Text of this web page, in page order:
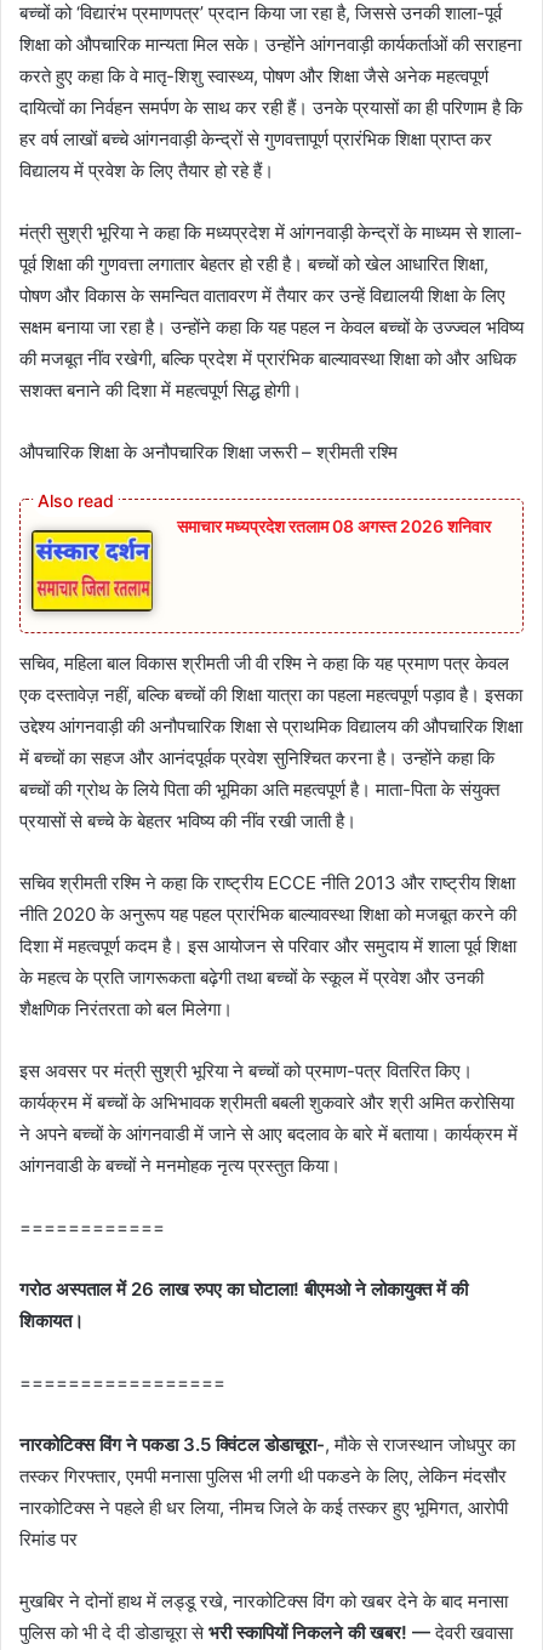
बच्चों को ‘विद्यारंभ प्रमाणपत्र’ प्रदान किया जा रहा है, जिससे उनकी शाला-पूर्व
शिक्षा को औपचारिक मान्यता मिल सके। उन्होंने आंगनवाड़ी कार्यकर्ताओं की सराहना
करते हुए कहा कि वे मातृ-शिशु स्वास्थ्य, पोषण और शिक्षा जैसे अनेक महत्वपूर्ण
दायित्वों का निर्वहन समर्पण के साथ कर रही हैं। उनके प्रयासों का ही परिणाम है कि
हर वर्ष लाखों बच्चे आंगनवाड़ी केन्द्रों से गुणवत्तापूर्ण प्रारंभिक शिक्षा प्राप्त कर
विद्यालय में प्रवेश के लिए तैयार हो रहे हैं।
मंत्री सुश्री भूरिया ने कहा कि मध्यप्रदेश में आंगनवाड़ी केन्द्रों के माध्यम से शाला-
पूर्व शिक्षा की गुणवत्ता लगातार बेहतर हो रही है। बच्चों को खेल आधारित शिक्षा,
पोषण और विकास के समन्वित वातावरण में तैयार कर उन्हें विद्यालयी शिक्षा के लिए
सक्षम बनाया जा रहा है। उन्होंने कहा कि यह पहल न केवल बच्चों के उज्ज्वल भविष्य
की मजबूत नींव रखेगी, बल्कि प्रदेश में प्रारंभिक बाल्यावस्था शिक्षा को और अधिक
सशक्त बनाने की दिशा में महत्वपूर्ण सिद्ध होगी।
औपचारिक शिक्षा के अनौपचारिक शिक्षा जरूरी – श्रीमती रश्मि
समाचार मध्यप्रदेश रतलाम 08 अगस्त 2026 शनिवार
सचिव, महिला बाल विकास श्रीमती जी वी रश्मि ने कहा कि यह प्रमाण पत्र केवल
एक दस्तावेज़ नहीं, बल्कि बच्चों की शिक्षा यात्रा का पहला महत्वपूर्ण पड़ाव है। इसका
उद्देश्य आंगनवाड़ी की अनौपचारिक शिक्षा से प्राथमिक विद्यालय की औपचारिक शिक्षा
में बच्चों का सहज और आनंदपूर्वक प्रवेश सुनिश्चित करना है। उन्होंने कहा कि
बच्चों की ग्रोथ के लिये पिता की भूमिका अति महत्वपूर्ण है। माता-पिता के संयुक्त
प्रयासों से बच्चे के बेहतर भविष्य की नींव रखी जाती है।
सचिव श्रीमती रश्मि ने कहा कि राष्ट्रीय ECCE नीति 2013 और राष्ट्रीय शिक्षा
नीति 2020 के अनुरूप यह पहल प्रारंभिक बाल्यावस्था शिक्षा को मजबूत करने की
दिशा में महत्वपूर्ण कदम है। इस आयोजन से परिवार और समुदाय में शाला पूर्व शिक्षा
के महत्व के प्रति जागरूकता बढ़ेगी तथा बच्चों के स्कूल में प्रवेश और उनकी
शैक्षणिक निरंतरता को बल मिलेगा।
इस अवसर पर मंत्री सुश्री भूरिया ने बच्चों को प्रमाण-पत्र वितरित किए।
कार्यक्रम में बच्चों के अभिभावक श्रीमती बबली शुकवारे और श्री अमित करोसिया
ने अपने बच्चों के आंगनवाडी में जाने से आए बदलाव के बारे में बताया। कार्यक्रम में
आंगनवाडी के बच्चों ने मनमोहक नृत्य प्रस्तुत किया।
============
गरोठ अस्पताल में 26 लाख रुपए का घोटाला! बीएमओ ने लोकायुक्त में की
शिकायत।
=================
नारकोटिक्स विंग ने पकडा 3.5 क्विंटल डोडाचूरा-, मौके से राजस्थान जोधपुर का
तस्कर गिरफ्तार, एमपी मनासा पुलिस भी लगी थी पकडने के लिए, लेकिन मंदसौर
नारकोटिक्स ने पहले ही धर लिया, नीमच जिले के कई तस्कर हुए भूमिगत, आरोपी
रिमांड पर
मुखबिर ने दोनों हाथ में लड्डू रखे, नारकोटिक्स विंग को खबर देने के बाद मनासा
पुलिस को भी दे दी डोडाचूरा सेभरी स्कापियों निकलने की खबर! —देवरी खवासा